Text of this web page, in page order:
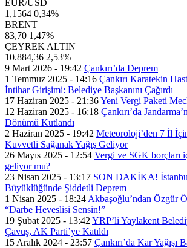
EUR/USD
1,1564 0,34%
BRENT
83,70 1,47%
ÇEYREK ALTIN
10.884,36 2,53%
9 Mart 2026 - 19:42 Çankırı’da Deprem
1 Temmuz 2025 - 14:16 Çankırı Karatekin
İntihar Girişimi: Belediye Başkanını Çağırdı
17 Haziran 2025 - 21:36Yeni Vergi Paketi
12 Haziran 2025 - 16:18 Çankırı’da
Dönümü Kutlandı
2 Haziran 2025 - 19:42 Meteoroloji’den 7 İl
Kuvvetli Sağanak Yağış Geliyor
26 Mayıs 2025 - 12:54 Vergi ve SGK borçları
geliyor mu?
23 Nisan 2025 - 13:17 SON DAKİKA!
Büyüklüğünde Şiddetli Deprem
1 Nisan 2025 - 18:24 Akbaşoğlu’ndan Özgür
“Darbe Heveslisi Sensin!”
19 Şubat 2025 - 13:42 YRP’li Yaylakent
Çavuş, AK Parti’ye Katıldı
15 Aralık 2024 - 23:57 Çankırı’da Kar Yağışı